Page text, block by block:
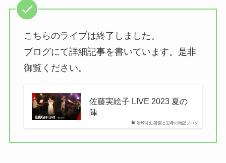
こちらのライブは終了しました。
ブログにて詳細記事を書いています。是非
御覧ください。
岩崎将史-音楽と思考の雑記ブログ
佐藤実絵子 LIVE 2023 夏の
陣